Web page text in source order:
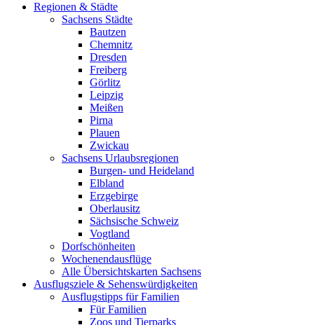
Regionen & Städte
Sachsens Städte
Bautzen
Chemnitz
Dresden
Freiberg
Görlitz
Leipzig
Meißen
Pirna
Plauen
Zwickau
Sachsens Urlaubsregionen
Burgen- und Heideland
Elbland
Erzgebirge
Oberlausitz
Sächsische Schweiz
Vogtland
Dorfschönheiten
Wochenendausflüge
Alle Übersichtskarten Sachsens
Ausflugsziele & Sehenswürdigkeiten
Ausflugstipps für Familien
Für Familien
Zoos und Tierparks